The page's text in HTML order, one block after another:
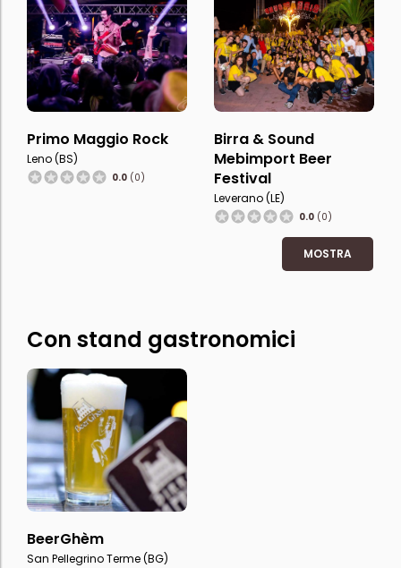
Primo Maggio Rock
Leno (BS)
0.0 (0)
Birra & Sound
Mebimport Beer
Festival
Leverano (LE)
0.0 (0)
MOSTRA
Con stand gastronomici
BeerGhèm
San Pellegrino Terme (BG)